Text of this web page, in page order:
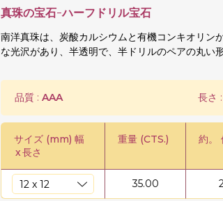
真珠の宝石-ハーフドリル宝石
南洋真珠は、炭酸カルシウムと有機コンキオリン
な光沢があり、半透明で、半ドリルのペアの丸い
品質 : AAA 長さ :
サイズ (mm) 幅
x長さ
重量 (CTS.) 約。
35.00